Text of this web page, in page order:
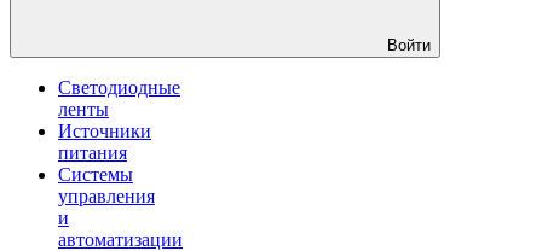
Войти
Светодиодные
ленты
Источники
питания
Системы
управления
и
автоматизации